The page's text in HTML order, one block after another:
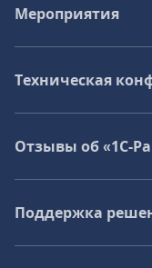
Мероприятия
Техническая
Отзывы об «1С-
Поддержка